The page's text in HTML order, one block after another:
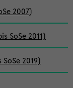
2007)
SoSe 2011)
2019)